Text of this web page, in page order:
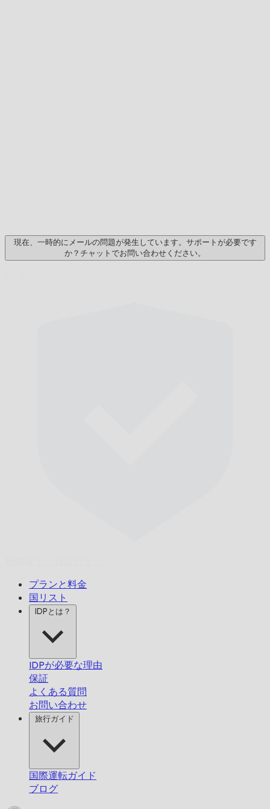
現在、一時的にメールの問題が発生しています。サポートが必要です
か？チャットでお問い合わせください。
プランと料金
国リスト
IDPとは？
IDPが必要な理由
保証
よくある質問
お問い合わせ
旅行ガイド
国際運転ガイド
ブログ